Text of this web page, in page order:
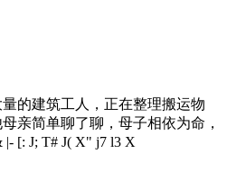
的建筑工人，正在整理搬运物
亲简单聊了聊，母子相依为命，
|- [: J; T# J( X" j7 l3 X